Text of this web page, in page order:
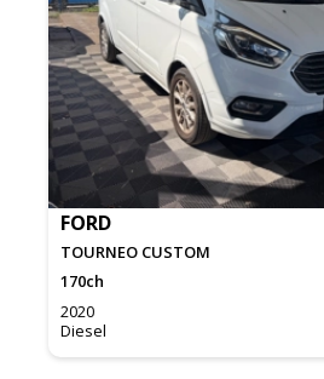
FORD
TOURNEO CUSTOM
170ch
2020
Diesel